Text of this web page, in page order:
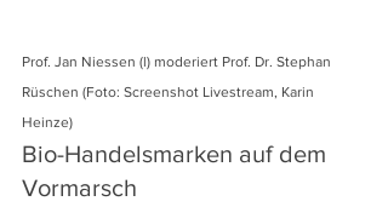
Prof. Jan Niessen (l) moderiert Prof. Dr. Stephan
Rüschen (Foto: Screenshot Livestream, Karin
Heinze)
Bio-Handelsmarken auf dem
Vormarsch